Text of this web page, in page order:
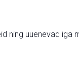
ning uuenevad iga